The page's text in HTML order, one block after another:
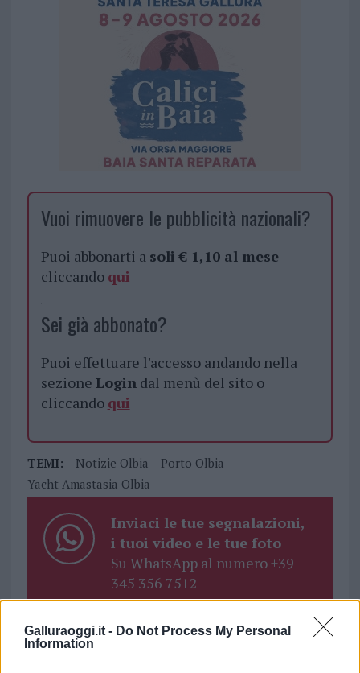
Galluraoggi.it - Do Not Process My Personal
Information
Vuoi rimuovere le pubblicità nazionali?
Puoi abbonarti a soli € 1,10 al mese
cliccando qui
Sei già abbonato?
Puoi effettuare l'accesso andando nella
sezione Logindal menù del sito o
cliccando qui
TEMI: Notizie Olbia
Porto Olbia
Yacht Amastasia Olbia
Inviaci le tue segnalazioni,
i tuoi video e le tue foto
Su WhatsApp al numero +39
345 356 7512